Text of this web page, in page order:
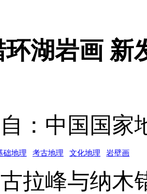
湖岩画 新
：中国国家
础地理 考古地理 文化地理 岩壁画
拉峰与纳木